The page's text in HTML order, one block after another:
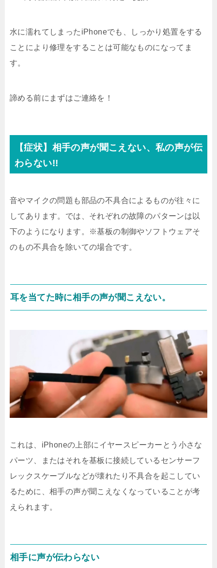
水に濡れてしまったiPhoneでも、しっかり処置をする
ことにより修理をすることは可能なものになってま
す。
諦める前にまずはご連絡を！
【症状】相手の声が聞こえない、私の声が伝
わらない!!
音やマイクの問題も部品の不具合によるものが往々に
してあります。では、それぞれの故障のパターンは以
下のようになります。※基板の制御やソフトウェアそ
のもの不具合を除いての場合です。
耳を当てた時に相手の声が聞こえない。
これは、iPhoneの上部にイヤースピーカーとう小さな
パーツ、またはそれを基板に接続しているセンサーフ
レックスケーブルなどが壊れたり不具合を起こしてい
るために、相手の声が聞こえなくなっていることが考
えられます。
相手に声が伝わらない